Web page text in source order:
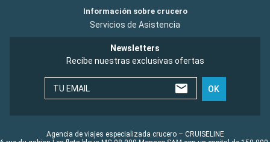
Información sobre crucero
Servicios de Asistencia
Newsletters
Recibe nuestras exclusivas ofertas
TU EMAIL OK
Agencia de viajes especializada crucero – CRUISELINE